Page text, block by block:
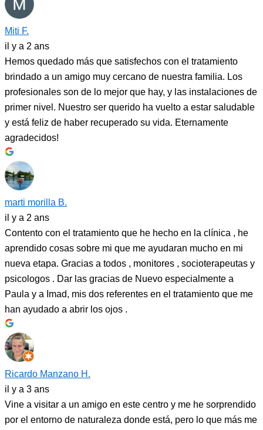
Miti F.
il y a 2 ans
Hemos quedado más que satisfechos con el tratamiento
brindado a un amigo muy cercano de nuestra familia. Los
profesionales son de lo mejor que hay, y las instalaciones de
primer nivel. Nuestro ser querido ha vuelto a estar saludable
y está feliz de haber recuperado su vida. Eternamente
agradecidos!
marti morilla B.
il y a 2 ans
Contento con el tratamiento que he hecho en la clínica , he
aprendido cosas sobre mi que me ayudaran mucho en mi
nueva etapa. Gracias a todos , monitores , socioterapeutas y
psicologos . Dar las gracias de Nuevo especialmente a
Paula y a Imad, mis dos referentes en el tratamiento que me
han ayudado a abrir los ojos .
Ricardo Manzano H.
il y a 3 ans
Vine a visitar a un amigo en este centro y me he sorprendido
por el entorno de naturaleza donde está, pero lo que más me